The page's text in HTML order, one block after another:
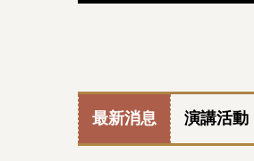
最新消息 演講活動